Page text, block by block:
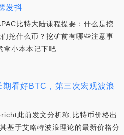
发抖
比特大陆课程提要：什么是挖
挖什么币？挖矿前有哪些注意事
小本本记下吧.
看好BTC，第三次宏观波浪
此前发文分析称,比特币价格出
基于艾略特波浪理论的最新价格分